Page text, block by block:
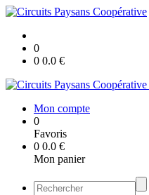
0
0 0.0 €
Mon compte
0
Favoris
0 0.0 €
Mon panier